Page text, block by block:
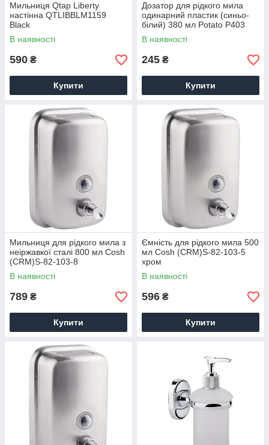
Мильниця Qtap Liberty
настінна QTLIBBLM1159
Black
В наявності
590 ₴
Купити
Дозатор для рідкого мила
одинарний пластик (синьо-
білий) 380 мл Potato P403
В наявності
245 ₴
Купити
Мильниця для рідкого мила з
неіржавкої сталі 800 мл Cosh
(CRM)S-82-103-8
В наявності
789 ₴
Купити
Ємність для рідкого мила 500
мл Cosh (CRM)S-82-103-5
хром
В наявності
596 ₴
Купити